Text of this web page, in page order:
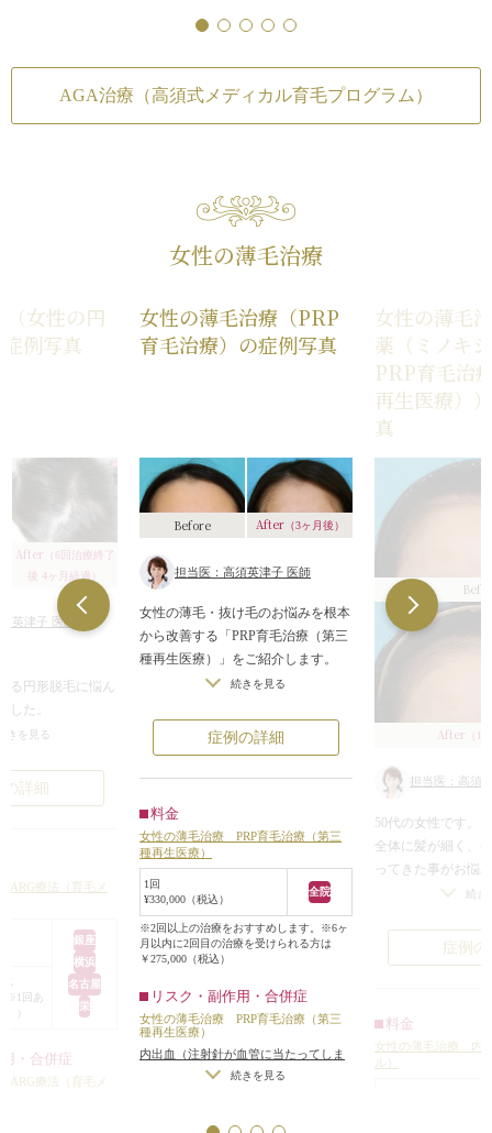
ディカル育毛プロ
（育毛メソセラピ
ディカル育毛プロ
ノキシジル＋デュ
療法（育毛メソ
）も3回分
サービスになりま
・半年後（計3回）発
は男性のみの処方と
・合併症
み・めまい、動
の影響（かゆみ・
くなる/
きを見る
ディカル育毛プロ
不全、肝機能障害
ディカル育毛プロ
AGA治療（高須式メディカル育毛プログラム）
女性の薄毛治療
女性の円
例写真
After （6回治療終了
後 4ヶ月経過）
英津子 医師
る円形脱毛に悩ん
した。
服薬と外用薬を処
をご希望されて来
トレスが原因と思
で高須式HARG
少しずつ、短い
箇所に多発してい
毛が生えてきた箇
きを見る
詳細
療法（育毛メ
銀座
横浜
名古屋
栄
※1回あ
・合併症
療法（育毛メ
女性の薄毛治療（PRP
育毛治療）の症例写真
Before After（3ヶ月後）
担当医：高須英津子 医師
女性の薄毛・抜け毛のお悩みを根本
から改善する「PRP育毛治療（第三
種再生医療）」をご紹介します。
ら抽出した「多血小板血漿
（PRP）」を頭皮に直接注入する再
生医療です。
ン等で注入することで、細胞を再
生・活性化させ、本来の正常なヘア
サイクルに戻るよう働きかけます。
ご自身の組織を使用するため、感染
症やアレルギーのリスクが低いのが
特徴です。
には少しずつ発毛を実感いただける
ようになりました。
さらに3ヶ月後には、気になってい
たこめかみ部分に毛髪がしっかり生
続きを見る
症例の詳細
料金
女性の薄毛治療 PRP育毛治療（第三
種再生医療）
1回
¥330,000（税込）
全院
※2回以上の治療をおすすめします。※6ヶ
月以内に2回目の治療を受けられる方は
￥275,000（税込）
リスク・副作用・合併症
女性の薄毛治療 PRP育毛治療（第三
種再生医療）
内出血（注射針が血管に当たってしま
続きを見る
女性の薄毛
薬（ミノキ
PRP育毛治
再生医療）
真
After （1
担当医：高須
50代の女性です。
全体に髪が細く、
ってきた事がお悩
内服治療と、PRP
治療後は、生え際
てきました。
続き
症例
料金
女性の薄毛治療 内
ル）